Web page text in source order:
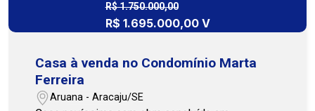
agende sua visita. Cohab Premium Imobiliária PJ
208. (79)3231-1010 FILIAL ATALAIA.
R$ 1.750.000,00
R$ 1.695.000,00 V
Casa à venda no Condomínio Marta
Ferreira
Aruana - Aracaju/SE